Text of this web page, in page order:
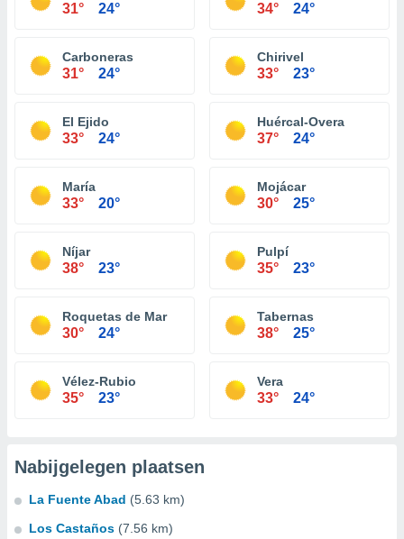
31° 24° 34° 24°
Carboneras
31° 24°
Chirivel
33° 23°
El Ejido
33° 24°
Huércal-Overa
37° 24°
María
33° 20°
Mojácar
30° 25°
Níjar
38° 23°
Pulpí
35° 23°
Roquetas de Mar
30° 24°
Tabernas
38° 25°
Vélez-Rubio
35° 23°
Vera
33° 24°
Nabijgelegen plaatsen
La Fuente Abad (5.63 km)
Los Castaños (7.56 km)